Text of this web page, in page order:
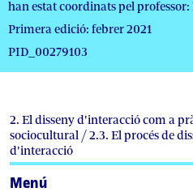
han estat coordinats pel
Primera edició: febrer 2021
PID_00279103
2. El disseny d'interacció com a
sociocultural / 2.3. El procés de
d'interacció
Menú